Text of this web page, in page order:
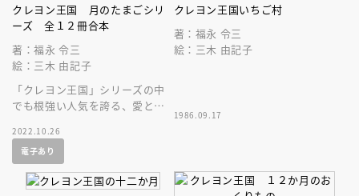
クレヨン王国 月のたまごシリ
ーズ 全１２冊合本
著：福永 令三
絵：三木 由記子
「クレヨン王国」シリーズの中
でも根強い人気を誇る、愛と冒
ズ、全１２冊を一気読み！
2022.10.26
電子あり
クレヨン王国いちご村
著：福永 令三
絵：三木 由記子
1986.09.17